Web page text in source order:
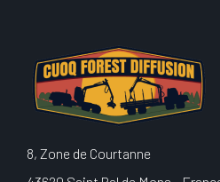
8, Zone de Courtanne